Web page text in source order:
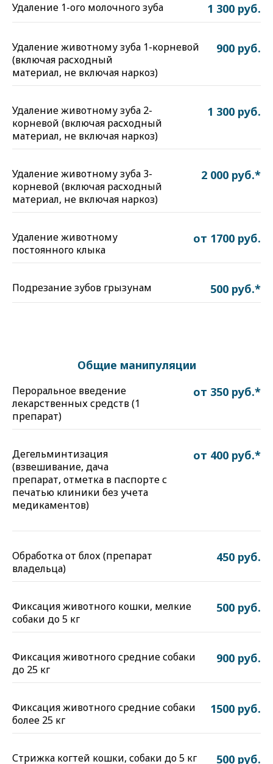
Удаление 1-ого молочного зуба 1 300 руб.
Удаление животному зуба 1-корневой
(включая расходный
материал, не включая наркоз)
900 руб.
Удаление животному зуба 2-
корневой (включая расходный
материал, не включая наркоз)
1 300 руб.
Удаление животному зуба 3-
корневой (включая расходный
материал, не включая наркоз)
2 000 руб.*
Удаление животному
постоянного клыка
от 1700 руб.
Подрезание зубов грызунам 500 руб.*
Общие манипуляции
Пероральное введение
лекарственных средств (1
препарат)
от 350 руб.*
Дегельминтизация
(взвешивание, дача
препарат, отметка в паспорте с
печатью клиники без учета
медикаментов)
от 400 руб.*
Обработка от блох (препарат
владельца)
450 руб.
Фиксация животного кошки, мелкие
собаки до 5 кг
500 руб.
Фиксация животного средние собаки
до 25 кг
900 руб.
Фиксация животного средние собаки
более 25 кг
1500 руб.
Стрижка когтей кошки, собаки до 5 кг 500 руб.